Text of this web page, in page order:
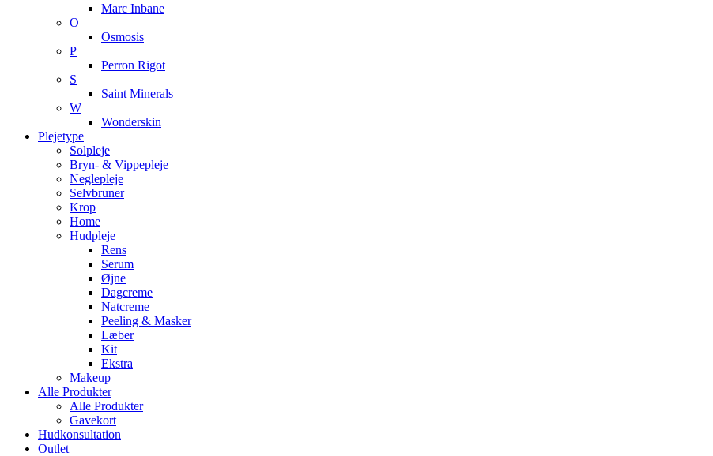
Marc Inbane
O
Osmosis
P
Perron Rigot
S
Saint Minerals
W
Wonderskin
Plejetype
Solpleje
Bryn- & Vippepleje
Neglepleje
Selvbruner
Krop
Home
Hudpleje
Rens
Serum
Øjne
Dagcreme
Natcreme
Peeling & Masker
Læber
Kit
Ekstra
Makeup
Alle Produkter
Alle Produkter
Gavekort
Hudkonsultation
Outlet